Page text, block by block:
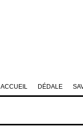
DÉDALE
ACCUEIL